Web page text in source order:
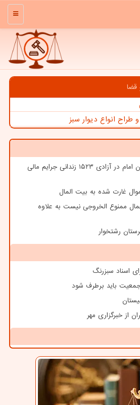
منو
قضا
انواع دیوار سبز
مشارکت ستاد اجرائی فرمان امام در آزادی ۱۵۲۳ زندانی جرایم مالی
ممنوع الخروجی نیست به علاوه
رشتخوار
اسناد سبزرنگ
جمعیت باید برطرف شود
از خبرگزاری مهر